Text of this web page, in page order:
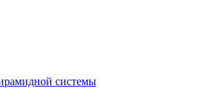
системы